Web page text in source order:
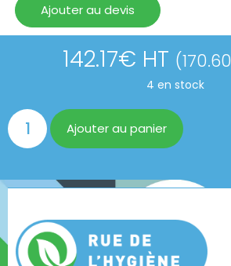
Ajouter au devis
142.17€ HT (170.60
4 en stock
Ajouter au panier